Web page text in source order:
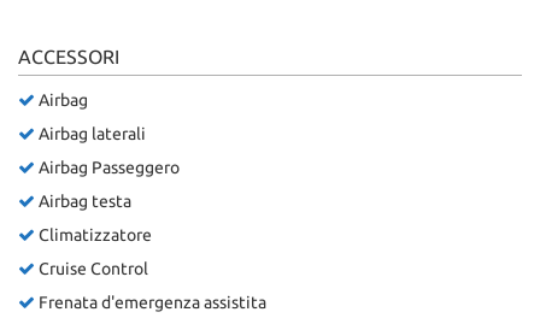
ACCESSORI
Airbag
Airbag laterali
Airbag Passeggero
Airbag testa
Climatizzatore
Cruise Control
Frenata d'emergenza assistita